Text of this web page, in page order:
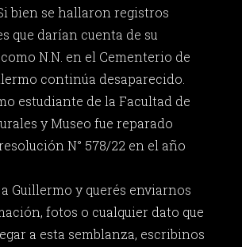
bien se hallaron registros
que darían cuenta de su
N.N. en el Cementerio de
continúa desaparecido.
estudiante de la Facultad de
y Museo fue reparado
N° 578/22 en el año
Guillermo y querés enviarnos
fotos o cualquier dato que
a esta semblanza, escribinos